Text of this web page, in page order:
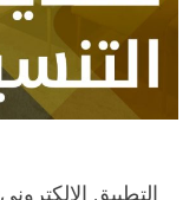
التطبيق الإلكتروني